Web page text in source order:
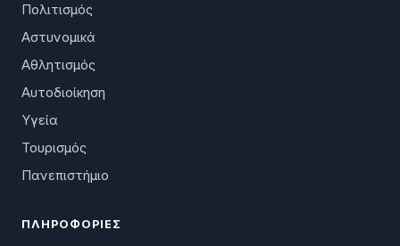
Πολιτισμός
Αστυνομικά
Αθλητισμός
Αυτοδιοίκηση
Υγεία
Τουρισμός
Πανεπιστήμιο
ΠΛΗΡΟΦΟΡΊΕΣ